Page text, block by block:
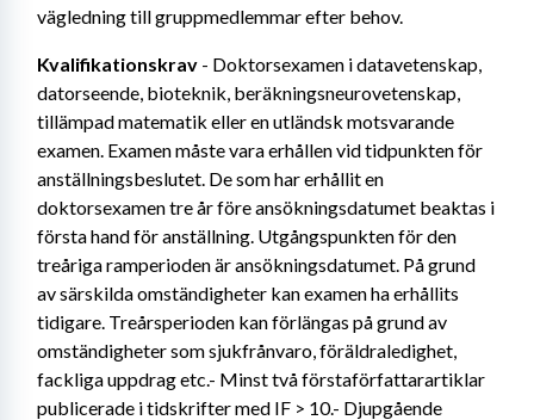
vägledning till gruppmedlemmar efter behov.
Kvalifikationskrav - Doktorsexamen i datavetenskap,
datorseende, bioteknik, beräkningsneurovetenskap,
tillämpad matematik eller en utländsk motsvarande
examen. Examen måste vara erhållen vid tidpunkten för
anställningsbeslutet. De som har erhållit en
doktorsexamen tre år före ansökningsdatumet beaktas i
första hand för anställning. Utgångspunkten för den
treåriga ramperioden är ansökningsdatumet. På grund
av särskilda omständigheter kan examen ha erhållits
tidigare. Treårsperioden kan förlängas på grund av
omständigheter som sjukfrånvaro, föräldraledighet,
fackliga uppdrag etc.- Minst två förstaförfattarartiklar
publicerade i tidskrifter med IF > 10.- Djupgående